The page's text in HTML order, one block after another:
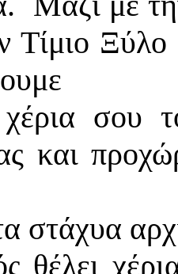
Τίμιο
σου
και
στάχυα
θέλει